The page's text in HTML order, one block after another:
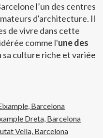
l’un des centres
d'architecture. Il
de vivre dans cette
comme l'une des
sa culture riche et variée
Barcelona
Dreta, Barcelona
Vella, Barcelona